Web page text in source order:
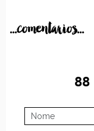
...comentarios...
88